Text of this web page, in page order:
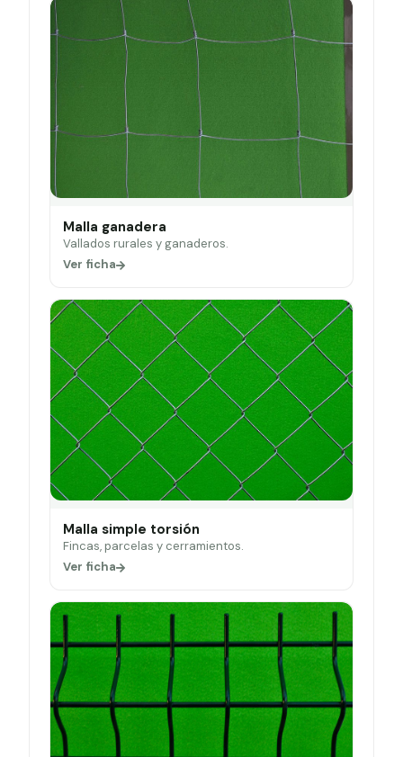
Malla ganadera
Vallados rurales y ganaderos.
Ver ficha
Malla simple torsión
Fincas, parcelas y cerramientos.
Ver ficha